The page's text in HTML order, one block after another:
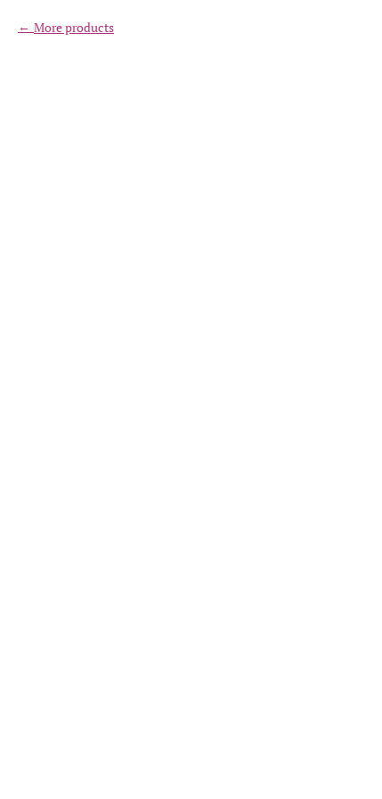
More products